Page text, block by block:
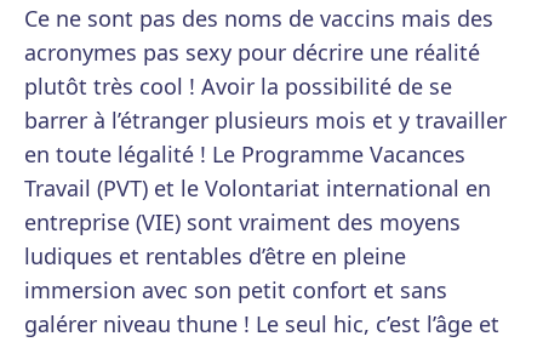
Ce ne sont pas des noms de vaccins mais des
acronymes pas sexy pour décrire une réalité
plutôt très cool ! Avoir la possibilité de se
barrer à l’étranger plusieurs mois et y travailler
en toute légalité ! Le Programme Vacances
Travail (PVT) et le Volontariat international en
entreprise (VIE) sont vraiment des moyens
ludiques et rentables d’être en pleine
immersion avec son petit confort et sans
galérer niveau thune ! Le seul hic, c’est l’âge et